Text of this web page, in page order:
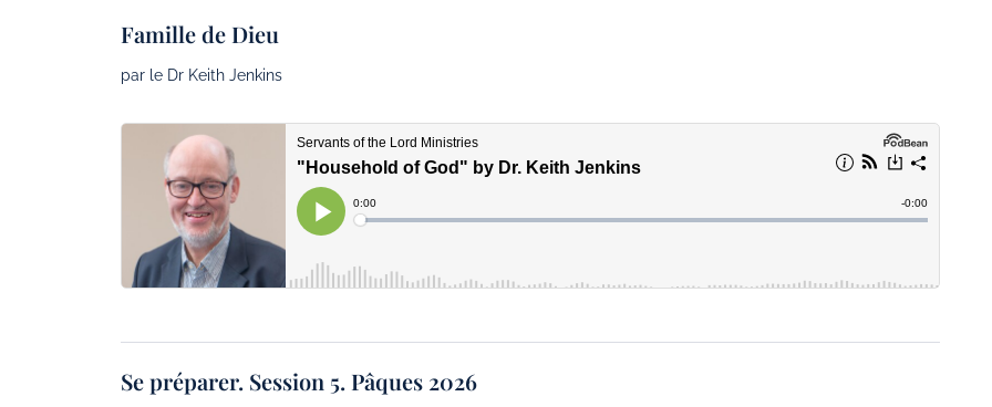
Famille de Dieu
par le Dr Keith Jenkins
Se préparer. Session 5. Pâques 2026